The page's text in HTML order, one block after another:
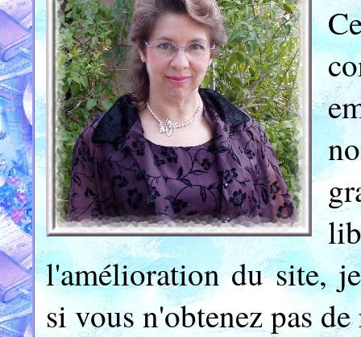
l'amélioration du site,
si vous n'obtenez pas de